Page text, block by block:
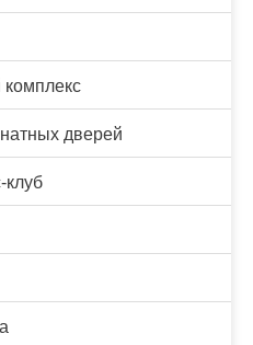
дверей
клуб